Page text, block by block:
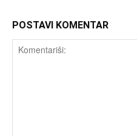
POSTAVI KOMENTAR